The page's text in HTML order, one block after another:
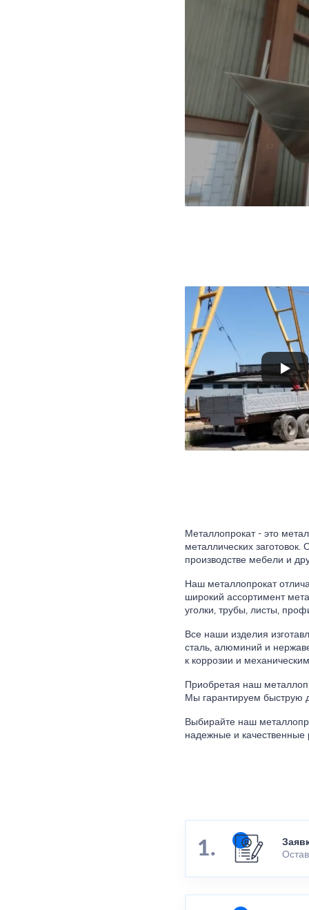
Металлопрокат - это
металлических
производстве мебели и
Наш металлопрокат
широкий ассортимент
уголки, трубы, листы,
Все наши изделия
сталь, алюминий и
к коррозии и
Приобретая наш
Мы гарантируем быструю
Выбирайте наш
надежные и качественные